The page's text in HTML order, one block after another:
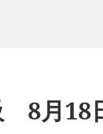
月18